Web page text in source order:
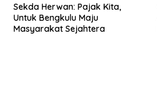
Sekda Herwan: Pajak Kita,
Untuk Bengkulu Maju
Masyarakat Sejahtera